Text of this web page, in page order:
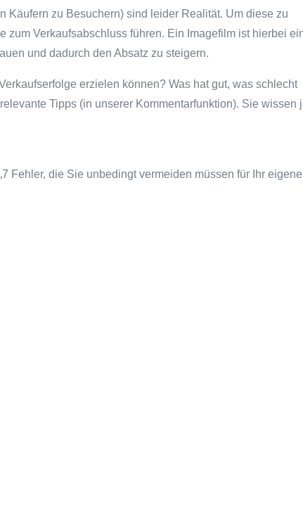
Käufern zu Besuchern) sind leider Realität. Um diese zu
zum Verkaufsabschluss führen. Ein Imagefilm ist hierbei
und dadurch den Absatz zu steigern.
erzielen können? Was hat gut, was schlecht
Tipps (in unserer Kommentarfunktion). Sie wissen
Fehler, die Sie unbedingt vermeiden müssen für Ihr